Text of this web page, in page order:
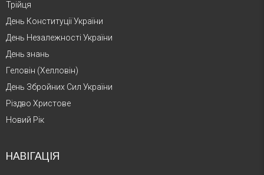
Трійця
День Конституції України
День Незалежності України
День знань
Геловін (Хелловін)
День Збройних Сил України
Різдво Христове
Новий Рік
НАВІГАЦІЯ